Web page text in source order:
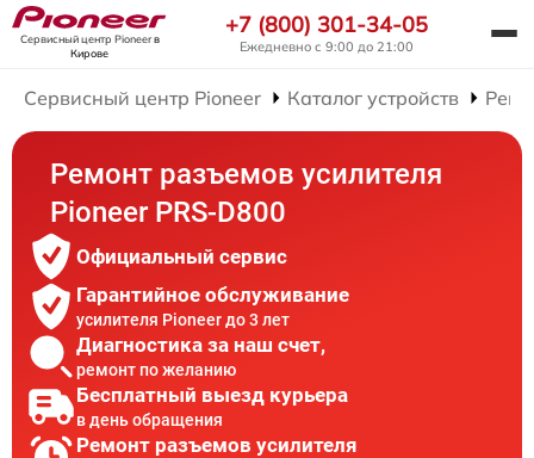
Сервисный центр Pioneerв
Кирове
+7 (800) 301-34-05
Ежедневно с 9:00 до 21:00
Сервисный центр Pioneer Каталог устройств
Ремонт разъемов усилителя
Pioneer PRS-D800
Официальный сервис
Гарантийное обслуживание
усилителя Pioneer до 3 лет
Диагностика за наш счет,
ремонт по желанию
Бесплатный выезд курьера
в день обращения
Ремонт разъемов усилителя